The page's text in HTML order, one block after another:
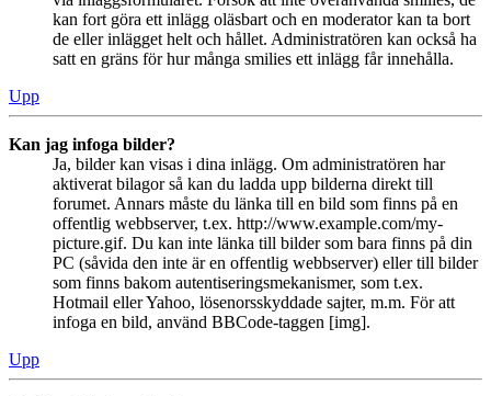
kan fort göra ett inlägg oläsbart och en moderator kan ta bort
de eller inlägget helt och hållet. Administratören kan också ha
satt en gräns för hur många smilies ett inlägg får innehålla.
Upp
Kan jag infoga bilder?
Ja, bilder kan visas i dina inlägg. Om administratören har
aktiverat bilagor så kan du ladda upp bilderna direkt till
forumet. Annars måste du länka till en bild som finns på en
offentlig webbserver, t.ex. http://www.example.com/my-
picture.gif. Du kan inte länka till bilder som bara finns på din
PC (såvida den inte är en offentlig webbserver) eller till bilder
som finns bakom autentiseringsmekanismer, som t.ex.
Hotmail eller Yahoo, lösenorsskyddade sajter, m.m. För att
infoga en bild, använd BBCode-taggen [img].
Upp